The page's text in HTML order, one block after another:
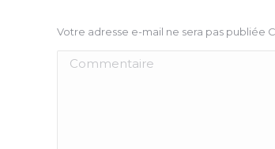
Votre adresse e-mail ne sera pas publiée
Commentaire